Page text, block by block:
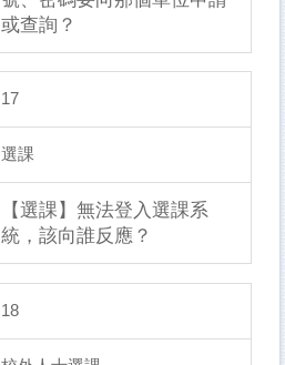
或查詢？
17
選課
【選課】無法登入選課系
統，該向誰反應？
18